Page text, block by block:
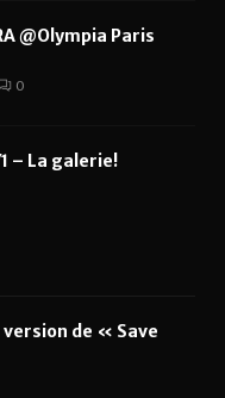
@Olympia Paris
0
– La galerie!
version de « Save